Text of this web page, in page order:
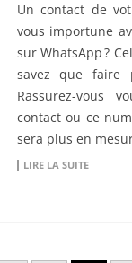
Un contact de
vous importune
sur WhatsApp ?
savez que faire
Rassurez-vous
contact ou ce
sera plus en
LIRE LA SUITE